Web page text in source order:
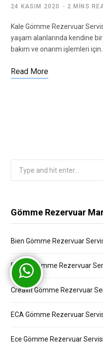
24 KASIM 2020 2 MINS
Kale Gömme Rezervuar
yaşam alanlarında kendine
bakım ve onarım işlemleri için…
Read More
Gömme Rezervuar
Bien Gömme Rezervuar
Bocchi Gömme Rezervuar
Creavit Gömme Rezervuar
ECA Gömme Rezervuar
Ece Gömme Rezervuar Servisi